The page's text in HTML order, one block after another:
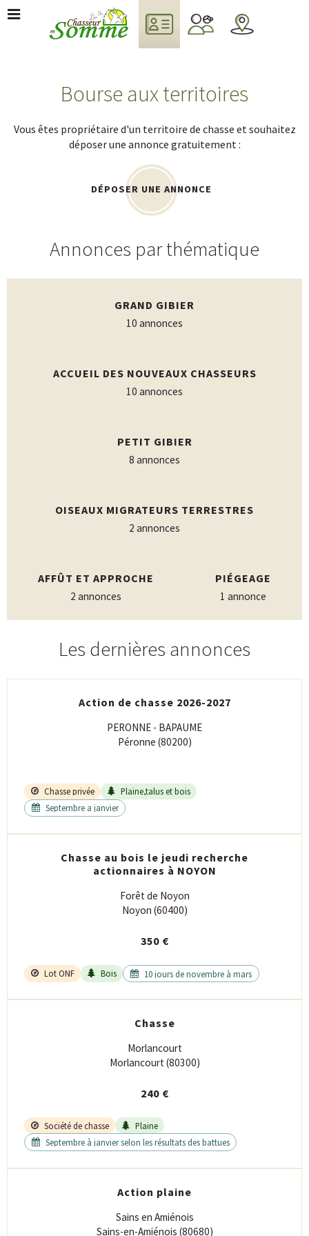
Bourse aux territoires
Vous êtes propriétaire d'un territoire de chasse et souhaitez
déposer une annonce gratuitement :
DÉPOSER UNE ANNONCE
Annonces par thématique
GRAND GIBIER
10 annonces
ACCUEIL DES NOUVEAUX CHASSEURS
10 annonces
PETIT GIBIER
8 annonces
OISEAUX MIGRATEURS TERRESTRES
2 annonces
AFFÛT ET APPROCHE
2 annonces
PIÉGEAGE
1 annonce
Les dernières annonces
Action de chasse 2026-2027
PERONNE - BAPAUME
Péronne (80200)
Chasse privée
Plaine,talus et bois
Septembre a janvier
Chasse au bois le jeudi recherche
actionnaires à NOYON
Forêt de Noyon
Noyon (60400)
350 €
Lot ONF Bois 10 jours de novembre à mars
Chasse
Morlancourt
Morlancourt (80300)
240 €
Société de chasse
Plaine
Septembre à janvier selon les résultats des battues
Action plaine
Sains en Amiénois
Sains-en-Amiénois (80680)